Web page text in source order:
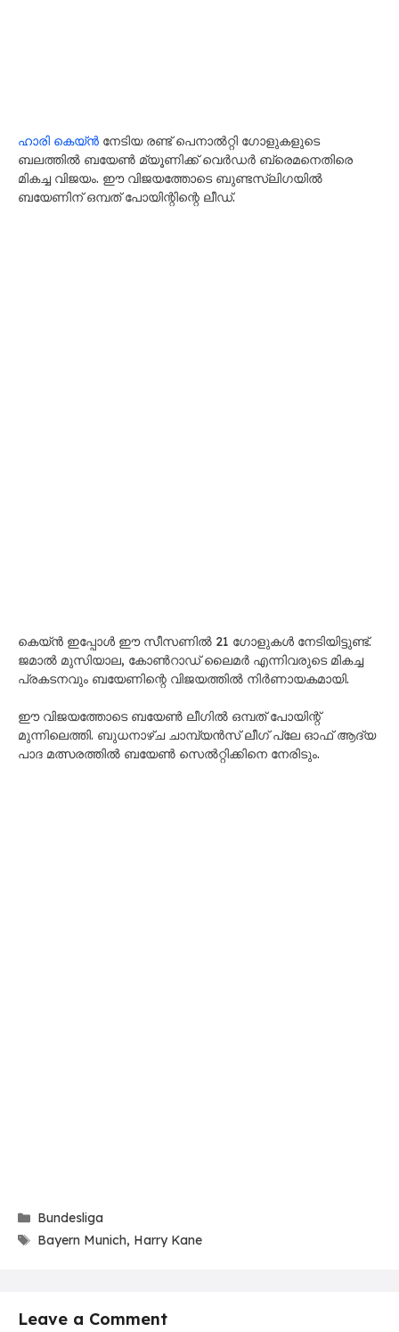
ഹാരി കെയ്‌ൻ നേടിയ രണ്ട് പെനാൽറ്റി ഗോളുകളുടെ
ബലത്തിൽ ബയേൺ മ്യൂണിക്ക് വെർഡർ ബ്രെമനെതിരെ
മികച്ച വിജയം. ഈ വിജയത്തോടെ ബുണ്ടസ്‌ലിഗയിൽ
ബയേണിന് ഒമ്പത് പോയിന്റിന്റെ ലീഡ്.
കെയ്‌ൻ ഇപ്പോൾ ഈ സീസണിൽ 21 ഗോളുകൾ നേടിയിട്ടുണ്ട്.
ജമാൽ മുസിയാല, കോൺറാഡ് ലൈമർ എന്നിവരുടെ മികച്ച
പ്രകടനവും ബയേണിന്റെ വിജയത്തിൽ നിർണായകമായി.
ഈ വിജയത്തോടെ ബയേൺ ലീഗിൽ ഒമ്പത് പോയിന്റ്
മുന്നിലെത്തി. ബുധനാഴ്ച ചാമ്പ്യൻസ് ലീഗ് പ്ലേ ഓഫ് ആദ്യ
പാദ മത്സരത്തിൽ ബയേൺ സെൽറ്റിക്കിനെ നേരിടും.
Categories
Bundesliga
Tags
Bayern Munich, Harry Kane
Leave a Comment